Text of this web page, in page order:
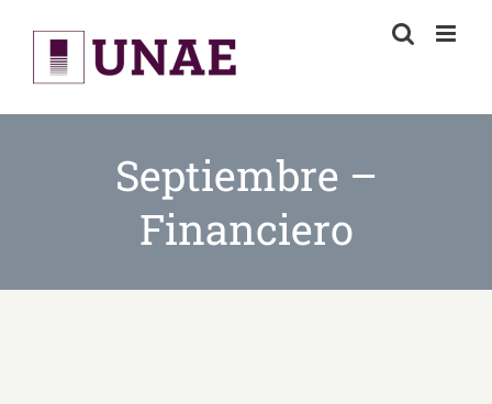
content
Septiembre –
Financiero